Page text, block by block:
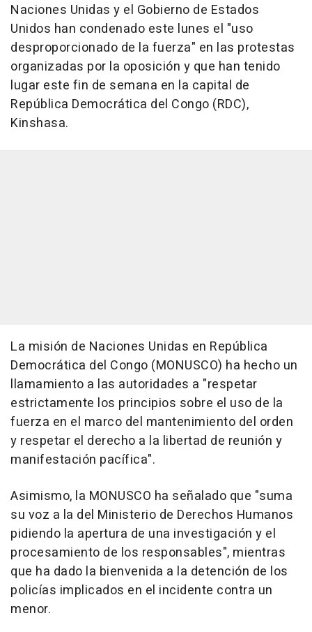
Naciones Unidas y el Gobierno de Estados
Unidos han condenado este lunes el "uso
desproporcionado de la fuerza" en las protestas
organizadas por la oposición y que han tenido
lugar este fin de semana en la capital de
República Democrática del Congo (RDC),
Kinshasa.
La misión de Naciones Unidas en República
Democrática del Congo (MONUSCO) ha hecho un
llamamiento a las autoridades a "respetar
estrictamente los principios sobre el uso de la
fuerza en el marco del mantenimiento del orden
y respetar el derecho a la libertad de reunión y
manifestación pacífica".
Asimismo, la MONUSCO ha señalado que "suma
su voz a la del Ministerio de Derechos Humanos
pidiendo la apertura de una investigación y el
procesamiento de los responsables", mientras
que ha dado la bienvenida a la detención de los
policías implicados en el incidente contra un
menor.